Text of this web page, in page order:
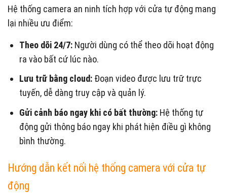
Hệ thống camera an ninh tích hợp với cửa tự động mang
lại nhiều ưu điểm:
Theo dõi 24/7: Người dùng có thể theo dõi hoạt động
ra vào bất cứ lúc nào.
Lưu trữ bằng cloud: Đoạn video được lưu trữ trực
tuyến, dễ dàng truy cập và quản lý.
Gửi cảnh báo ngay khi có bất thường: Hệ thống tự
động gửi thông báo ngay khi phát hiện điều gì không
bình thường.
Hướng dẫn kết nối hệ thống camera với cửa tự
động